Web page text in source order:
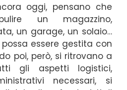
oggi, pensano che
un magazzino,
un garage, un solaio…
essere gestita con
poi, però, si ritrovano a
gli aspetti logistici,
necessari, si